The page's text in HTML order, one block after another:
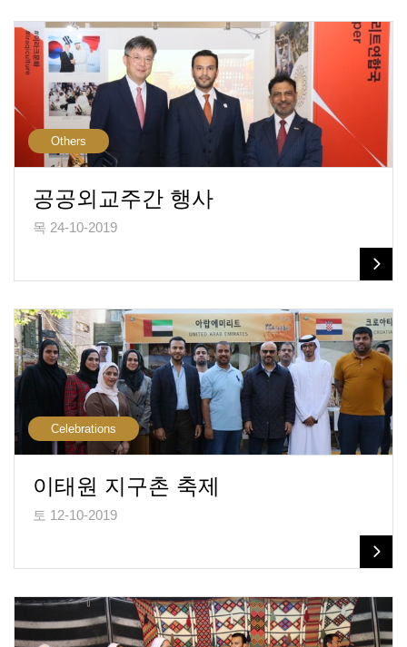
Others
공공외교주간 행사
목 24-10-2019
Celebrations
이태원 지구촌 축제
토 12-10-2019